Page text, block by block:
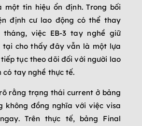
một tín hiệu ổn định. Trong bối
định cư lao động có thể thay
việc EB-3 tay nghề giữ
tại cho thấy đây vẫn là một lựa
tục theo dõi đối với người lao
có tay nghề thực tế.
rằng trạng thái current ở bảng
không đồng nghĩa với việc visa
Trên thực tế, bảng Final